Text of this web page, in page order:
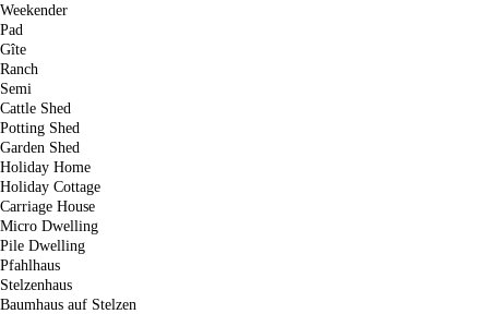
Weekender
Pad
Gîte
Ranch
Semi
Cattle Shed
Potting Shed
Garden Shed
Holiday Home
Holiday Cottage
Carriage House
Micro Dwelling
Pile Dwelling
Pfahlhaus
Stelzenhaus
Baumhaus auf Stelzen